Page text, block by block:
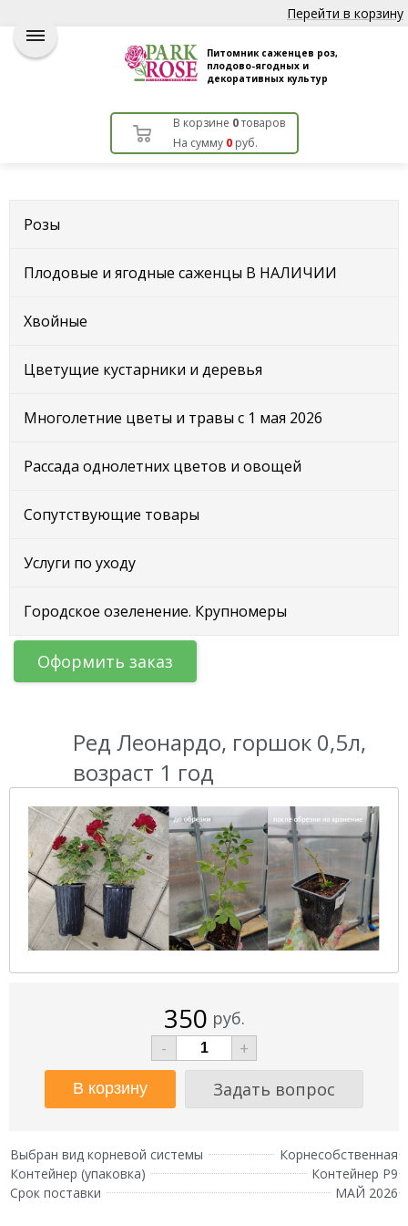
Перейти в корзину
Питомник саженцев роз,
плодово-ягодных и
декоративных культур
В корзине 0товаров
На сумму 0руб.
Розы
Плодовые и ягодные саженцы В НАЛИЧИИ
Хвойные
Цветущие кустарники и деревья
Многолетние цветы и травы с 1 мая 2026
Рассада однолетних цветов и овощей
Сопутствующие товары
Услуги по уходу
Городское озеленение. Крупномеры
Оформить заказ
Ред Леонардо, горшок 0,5л,
возраст 1 год
350 руб.
-
+
Задать вопрос
Выбран вид корневой системы
Корнесобственная
Контейнер (упаковка)
Контейнер Р9
Срок поставки
МАЙ 2026